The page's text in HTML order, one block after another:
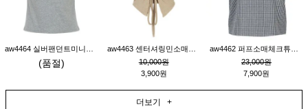
(품절)
10,000원
3,900원
23,000원
7,900원
더보기 +